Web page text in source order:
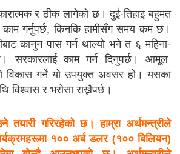
र ठीक लागेको छ। दुई-तिहाइ बहुमत
काम गर्नुपर्छ, किनकि हामीसँग समय कम छ।
कानुन पास गर्न थाल्यो भने त ६ महिना-
सरकारलाई काम गर्न दिनुपर्छ। आमूल
विकास गर्ने यो उपयुक्त अवसर हो। यसका
विश्वास र भरोसा राख्नैपर्छ।
गरिरहेको छ। हाम्रा अर्थमन्त्रीले
१०० अर्ब डलर (१०० बिलियन)